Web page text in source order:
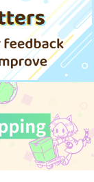
片想いとかけまして